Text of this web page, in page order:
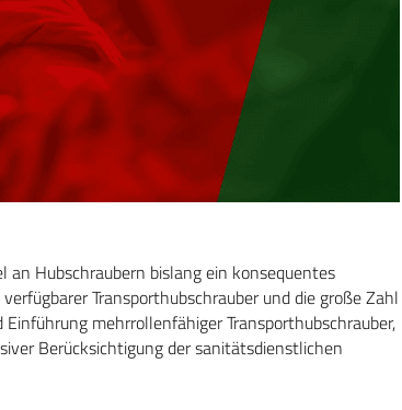
Hubschraubern bislang ein konsequentes
Transporthubschrauber und die große Zahl
mehrrollenfähiger Transporthubschrauber,
Berücksichtigung der sanitätsdienstlichen